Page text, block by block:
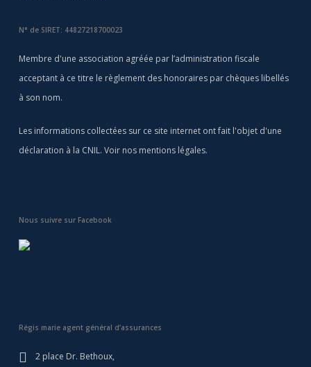
N° de SIRET: 44827218700023
Membre d'une association agréée par l’administration fiscale
acceptant à ce titre le règlement des honoraires par chèques libellés
à son nom.
Les informations collectées sur ce site internet ont fait l'objet d'une
déclaration à la CNIL. Voir nos mentions légales.
Nous suivre sur Facebook
Régis marie agent général d’assurances
2 place Dr. Bethoux,